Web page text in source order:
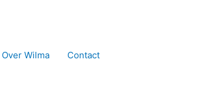
Over Wilma Contact